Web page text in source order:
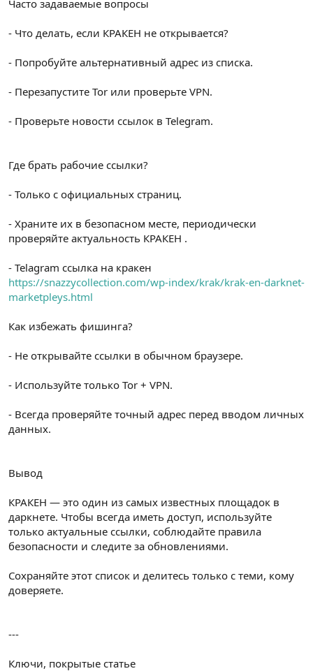
Часто задаваемые вопросы
- Что делать, если КРАКЕН не открывается?
- Попробуйте альтернативный адрес из списка.
- Перезапустите Tor или проверьте VPN.
- Проверьте новости ссылок в Telegram.
Где брать рабочие ссылки?
- Только с официальных страниц.
- Храните их в безопасном месте, периодически
проверяйте актуальность КРАКЕН .
- Telagram ссылка на кракен
https://snazzycollection.com/wp-index/krak/krak-en-darknet-
marketpleys.html
Как избежать фишинга?
- Не открывайте ссылки в обычном браузере.
- Используйте только Tor + VPN.
- Всегда проверяйте точный адрес перед вводом личных
данных.
Вывод
КРАКЕН — это один из самых известных площадок в
даркнете. Чтобы всегда иметь доступ, используйте
только актуальные ссылки, соблюдайте правила
безопасности и следите за обновлениями.
Сохраняйте этот список и делитесь только с теми, кому
доверяете.
---
Ключи, покрытые статье